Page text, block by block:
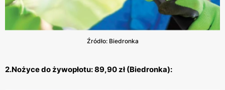
Źródło: Biedronka
2.Nożyce do żywopłotu: 89,90 zł (Biedronka):